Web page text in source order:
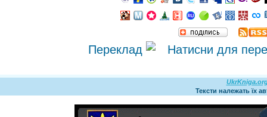
Переклад
Тексти належать їх